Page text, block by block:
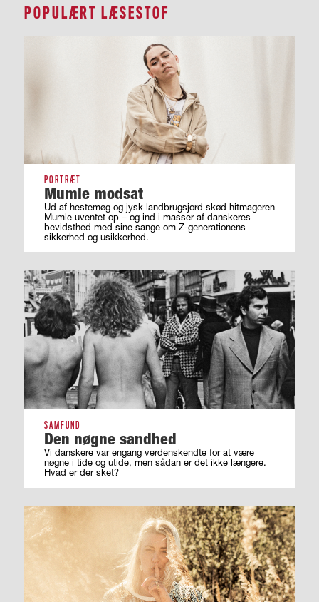
POPULÆRT LÆSESTOF
PORTRÆT
Mumle modsat
Ud af hestemøg og jysk landbrugsjord skød hitmageren
Mumle uventet op – og ind i masser af ­danskeres
bevidsthed med sine sange om ­Z-generationens
sikkerhed og usikkerhed.
SAMFUND
Den nøgne sandhed
Vi danskere var engang verdenskendte for at være
nøgne i tide og utide, men sådan er det ikke længere.
Hvad er der sket?